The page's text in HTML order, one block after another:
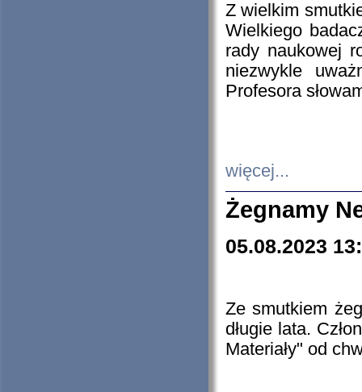
Z wielkim
Wielkiego
rady naukowej
niezwykle
Profesora
więcej...
Żegnamy
05.08.2023
Ze smutkiem
długie lata.
Materiały" od